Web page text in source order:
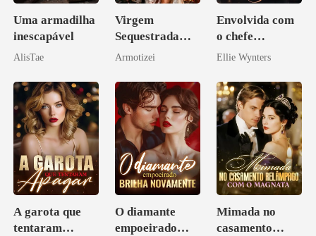
Uma armadilha
inescapável
AlisTae
Virgem
Sequestrada
pelo Mafioso
CONTRATO
DE SANGUE
Armotizei
Envolvida com
o chefe
arrogante
Ellie Wynters
A garota que
tentaram
O diamante
empoeirado
Mimada no
casamento